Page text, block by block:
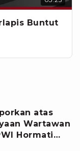
Buntut
atas
Wartawan
Hormati